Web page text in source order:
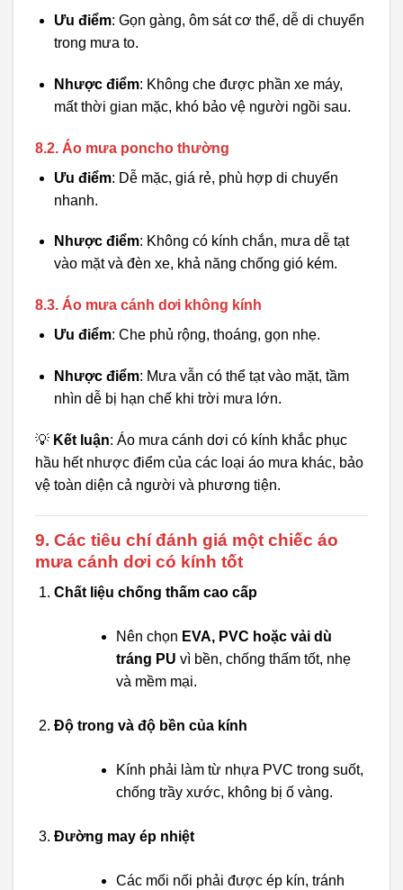
Ưu điểm: Gọn gàng, ôm sát cơ thể, dễ di chuyển
trong mưa to.
Nhược điểm: Không che được phần xe máy,
mất thời gian mặc, khó bảo vệ người ngồi sau.
8.2. Áo mưa poncho thường
Ưu điểm: Dễ mặc, giá rẻ, phù hợp di chuyển
nhanh.
Nhược điểm: Không có kính chắn, mưa dễ tạt
vào mặt và đèn xe, khả năng chống gió kém.
8.3. Áo mưa cánh dơi không kính
Ưu điểm: Che phủ rộng, thoáng, gọn nhẹ.
Nhược điểm: Mưa vẫn có thể tạt vào mặt, tầm
nhìn dễ bị hạn chế khi trời mưa lớn.
💡 Kết luận: Áo mưa cánh dơi có kính khắc phục
hầu hết nhược điểm của các loại áo mưa khác, bảo
vệ toàn diện cả người và phương tiện.
9. Các tiêu chí đánh giá một chiếc áo
mưa cánh dơi có kính tốt
Chất liệu chống thấm cao cấp
Nên chọn EVA, PVC hoặc vải dù
tráng PU vì bền, chống thấm tốt, nhẹ
và mềm mại.
Độ trong và độ bền của kính
Kính phải làm từ nhựa PVC trong suốt,
chống trầy xước, không bị ố vàng.
Đường may ép nhiệt
Các mối nối phải được ép kín, tránh